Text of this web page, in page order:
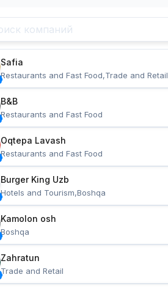
Safia
Restaurants and Fast Food,Trade and Retail
B&B
Restaurants and Fast Food
Oqtepa Lavash
Restaurants and Fast Food
Burger King Uzb
Hotels and Tourism,Boshqa
Kamolon osh
Boshqa
Zahratun
Trade and Retail